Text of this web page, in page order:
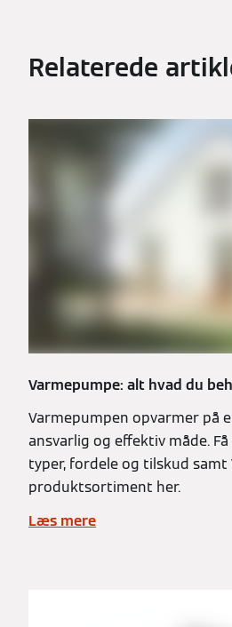
Relaterede
Varmepumpe: alt hvad du
Varmepumpen opvarmer på
ansvarlig og effektiv måde.
typer, fordele og tilskud samt
produktsortiment her.
Læs mere